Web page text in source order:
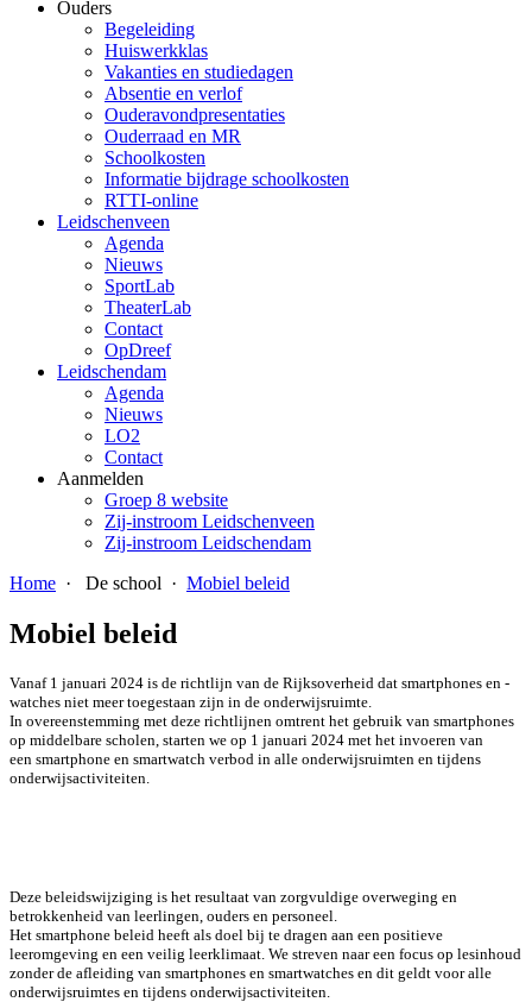
Ouders
Begeleiding
Huiswerkklas
Vakanties en studiedagen
Absentie en verlof
Ouderavondpresentaties
Ouderraad en MR
Schoolkosten
Informatie bijdrage schoolkosten
RTTI-online
Leidschenveen
Agenda
Nieuws
SportLab
TheaterLab
Contact
OpDreef
Leidschendam
Agenda
Nieuws
LO2
Contact
Aanmelden
Groep 8 website
Zij-instroom Leidschenveen
Zij-instroom Leidschendam
Home · De school · Mobiel beleid
Mobiel beleid
Vanaf 1 januari 2024 is de richtlijn van de Rijksoverheid dat smartphones en -
watches niet meer toegestaan zijn in de onderwijsruimte.
In overeenstemming met deze richtlijnen omtrent het gebruik van smartphones
op middelbare scholen, starten we op 1 januari 2024 met het invoeren van
een smartphone en smartwatch verbod in alle onderwijsruimten en tijdens
onderwijsactiviteiten.
Deze beleidswijziging is het resultaat van zorgvuldige overweging en
betrokkenheid van leerlingen, ouders en personeel.
Het smartphone beleid heeft als doel bij te dragen aan een positieve
leeromgeving en een veilig leerklimaat. We streven naar een focus op lesinhoud
zonder de afleiding van smartphones en smartwatches en dit geldt voor alle
onderwijsruimtes en tijdens onderwijsactiviteiten.